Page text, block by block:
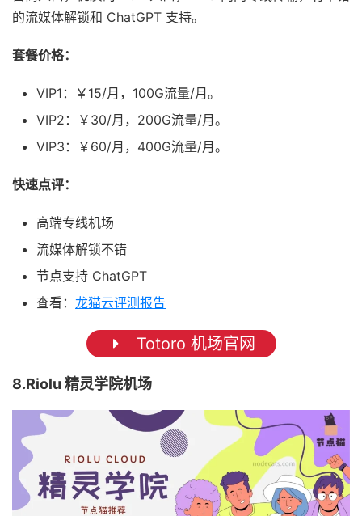
的流媒体解锁和 ChatGPT 支持。
套餐价格：
VIP1：￥15/月，100G流量/月。
VIP2：￥30/月，200G流量/月。
VIP3：￥60/月，400G流量/月。
快速点评：
高端专线机场
流媒体解锁不错
节点支持 ChatGPT
查看： 龙猫云评测报告
Totoro 机场官网
8.Riolu 精灵学院机场